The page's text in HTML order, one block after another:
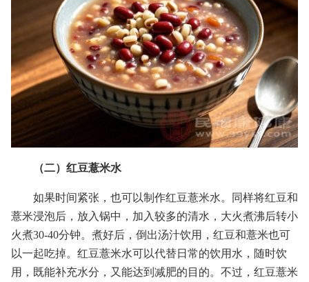
（二）红豆薏米水
如果时间紧张，也可以制作红豆薏米水。同样将红豆和
薏米浸泡后，放入锅中，加入较多的清水，大火煮沸后转小
火煮30-40分钟。煮好后，倒出汤汁饮用，红豆和薏米也可
以一起吃掉。红豆薏米水可以代替日常的饮用水，随时饮
用，既能补充水分，又能达到减肥的目的。不过，红豆薏米